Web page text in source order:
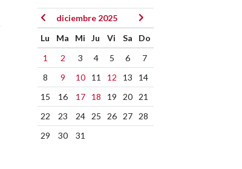
diciembre 2025
Lu
Ma Mi Ju Vi Sa
Do
1
2 3 4 5 6
7
8
9 10 11 12 13
14
15
16 17 18 19 20
21
22
23 24 25 26 27
28
29
30 31